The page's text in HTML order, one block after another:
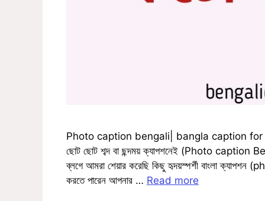
Photo caption bengali| bangla caption for
ছোট ছোট শব্দ বা ছন্দময় ক্যাপশনেই (Photo caption
ব্লগে আমরা শেয়ার করেছি কিছু হৃদয়স্পর্শী বাংলা
করতে পারেন আপনার … Read more